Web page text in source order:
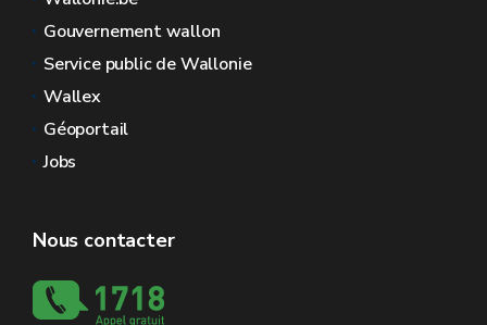
Gouvernement wallon
Service public de Wallonie
Wallex
Géoportail
Jobs
Nous contacter